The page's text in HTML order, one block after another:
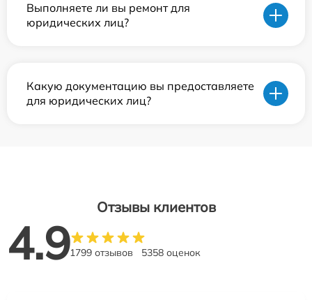
Выполняете ли вы ремонт для
юридических лиц?
Какую документацию вы предоставляете
для юридических лиц?
Отзывы клиентов
4.91799 отзывов 5358 оценок